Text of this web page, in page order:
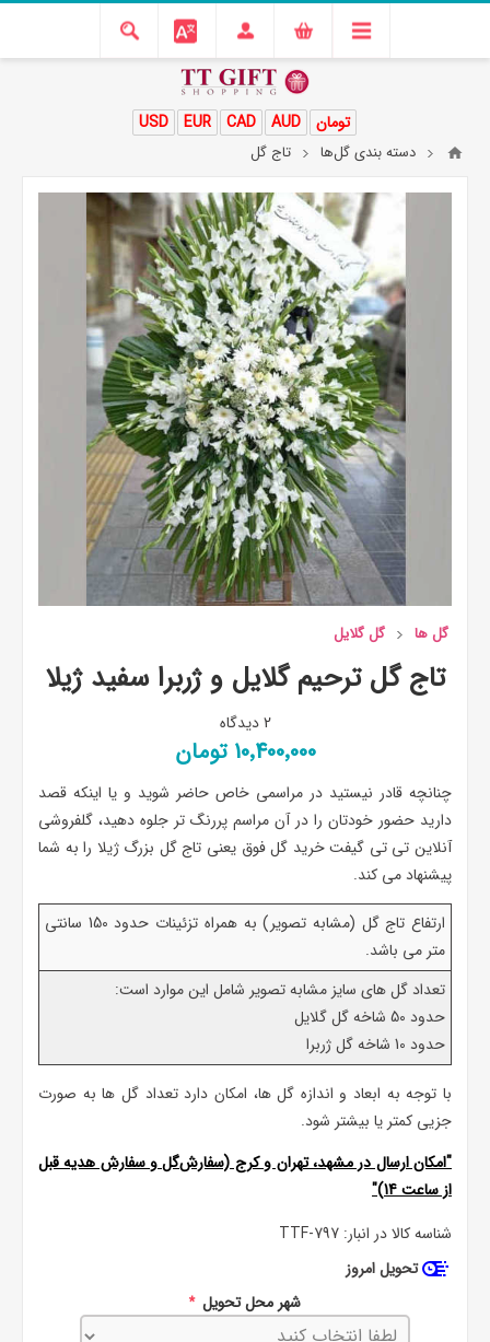
USD EUR CAD AUD تومان
دسته بندی گل‌ها تاج گل
گل ها گل گلایل
تاج گل ترحیم گلایل و ژربرا سفید ژیلا
2 دیدگاه
10٬400٬000 تومان
چنانچه قادر نیستید در مراسمی خاص حاضر شوید و یا اینکه قصد
دارید حضور خودتان را در آن مراسم پررنگ تر جلوه دهید، گلفروشی
آنلاین تی تی گیفت خرید گل فوق یعنی تاج گل بزرگ ژیلا را به شما
پیشنهاد می کند.
ارتفاع تاج گل (مشابه تصویر) به همراه تزئینات حدود 150 سانتی
متر می باشد.
تعداد گل های سایز مشابه تصویر شامل این موارد است:
حدود 50 شاخه گل گلایل
حدود 10 شاخه گل ژربرا
با توجه به ابعاد و اندازه گل ها، امکان دارد تعداد گل ها به صورت
جزیی کمتر یا بیشتر شود.
"امکان ارسال در مشهد، تهران و کرج (سفارش‌گل و سفارش هدیه قبل
از ساعت 14)"
شناسه کالا در انبار: TTF-797
تحویل امروز
شهر محل تحویل *